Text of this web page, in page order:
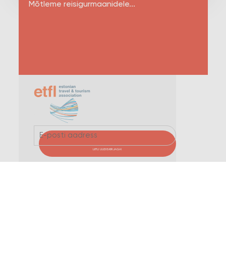
Mõtleme reisigurmaanidele...
LIITU UUDISKIRJAGA!